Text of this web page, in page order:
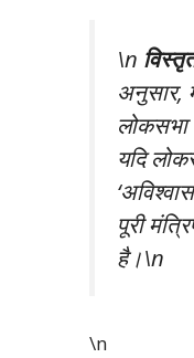
\n
अनुसार,
लोकसभा
यदि
पूरी
है।\n
\n